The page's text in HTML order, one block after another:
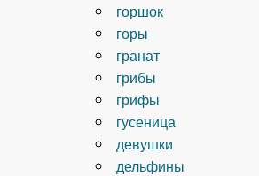
горшок
горы
гранат
грибы
грифы
гусеница
девушки
дельфины